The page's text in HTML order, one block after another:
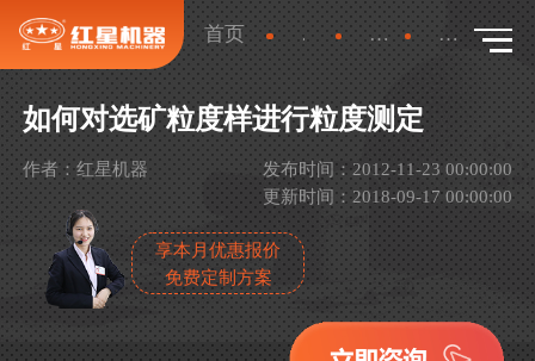
首页 新闻 行业新闻 详情
如何对选矿粒度样进行粒度测定
作者：红星机器
发布时间：2012-11-23 00:00:00
更新时间：2018-09-17 00:00:00
享本月优惠报价
免费定制方案